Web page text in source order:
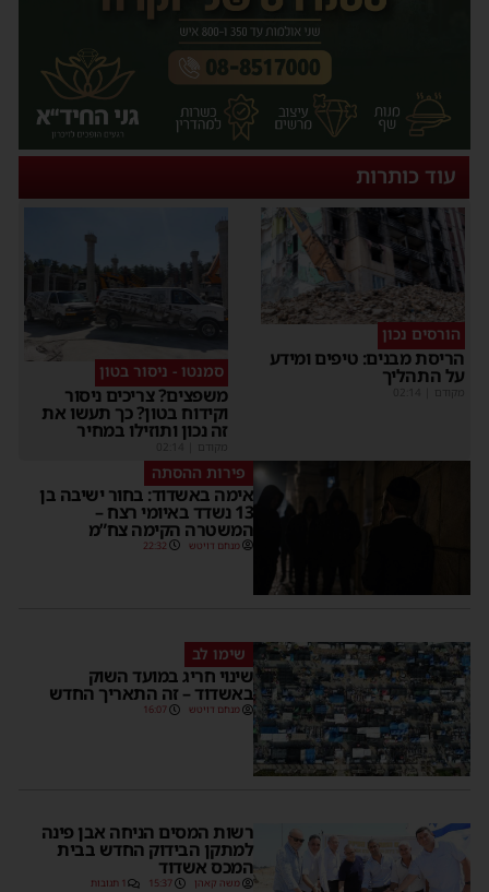
עוד כותרות
הורסים נכון
הריסת מבנים: טיפים ומידע
על התהליך
מקודם
סמנטו - ניסור בטון
משפצים? צריכים ניסור
וקידוח בטון? כך תעשו את
זה נכון ותוזילו במחיר
מקודם
פירות ההסתה
אימה באשדוד: בחור ישיבה בן
13 נשדד באיומי רצח –
המשטרה הקימה צח”מ
מנחם דויטש 22:32
שימו לב
שינוי חריג במועד השוק
באשדוד – זה התאריך החדש
מנחם דויטש 16:07
רשות המסים הניחה אבן פינה
למתקן הבידוק החדש בבית
המכס אשדוד
משה קאהן 15:37 1 תגובות